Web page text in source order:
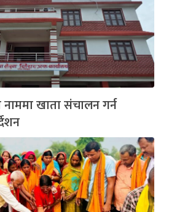
नाममा खाता संचालन गर्न